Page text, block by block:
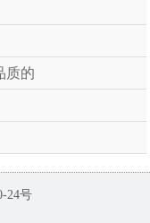
质的
24号